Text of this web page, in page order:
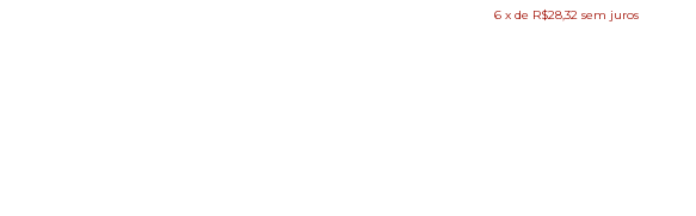
6 x de R$28,32 sem juros